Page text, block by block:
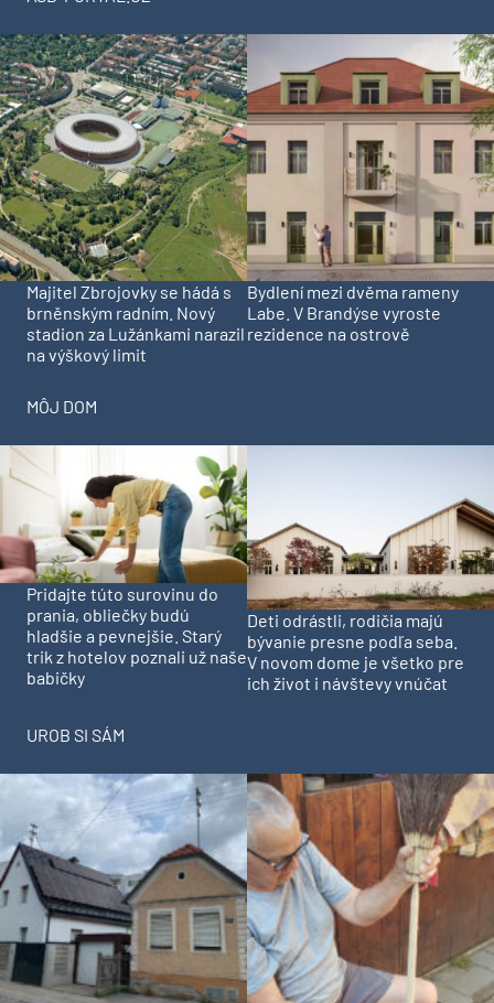
Majitel Zbrojovky se hádá s
brněnským radním. Nový
stadion za Lužánkami narazil
na výškový limit
Bydlení mezi dvěma rameny
Labe. V Brandýse vyroste
rezidence na ostrově
MÔJ DOM
Pridajte túto surovinu do
prania, obliečky budú
hladšie a pevnejšie. Starý
trik z hotelov poznali už naše
babičky
Deti odrástli, rodičia majú
bývanie presne podľa seba.
V novom dome je všetko pre
ich život i návštevy vnúčat
UROB SI SÁM